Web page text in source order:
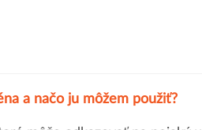
a načo ju môžem použiť?